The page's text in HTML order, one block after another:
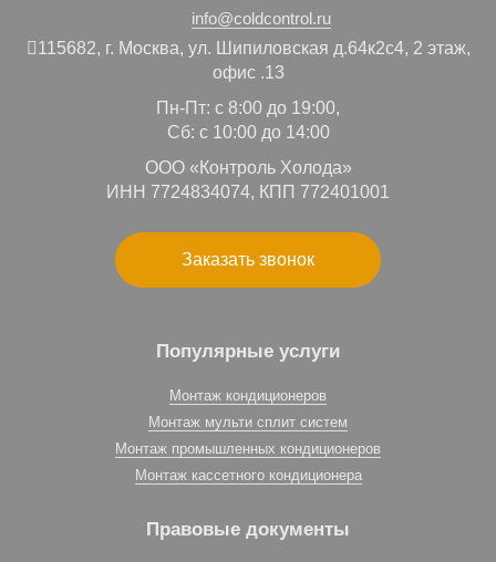
info@coldcontrol.ru
115682, г. Москва, ул. Шипиловская д.64к2с4, 2 этаж,
офис .13
Пн-Пт: с 8:00 до 19:00,
Сб: с 10:00 до 14:00
ООО «Контроль Холода»
ИНН 7724834074, КПП 772401001
Заказать звонок
Популярные услуги
Монтаж кондиционеров
Монтаж мульти сплит систем
Монтаж промышленных кондиционеров
Монтаж кассетного кондиционера
Правовые документы